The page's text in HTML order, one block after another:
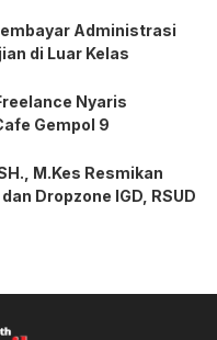
Administrasi
di Luar Kelas
Nyaris
Gempol 9
M.Kes Resmikan
Dropzone IGD, RSUD